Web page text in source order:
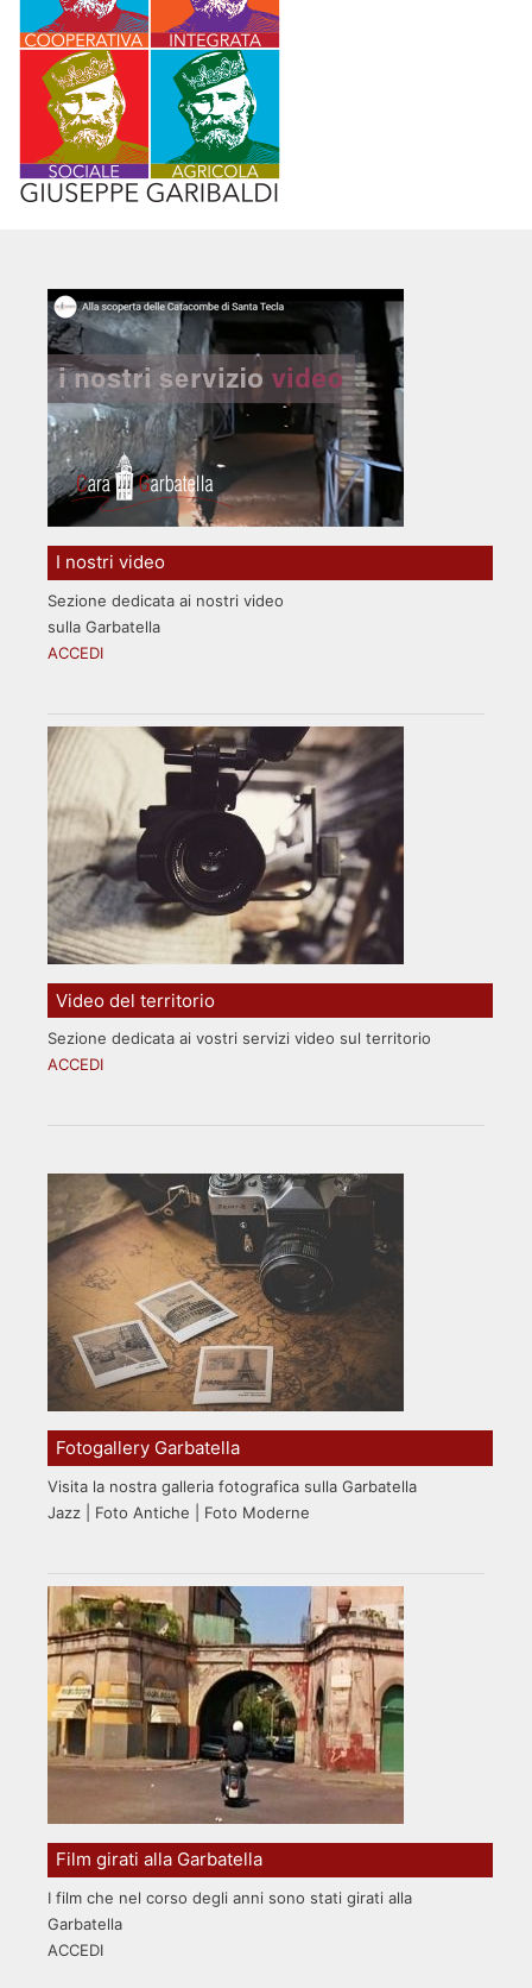
I nostri video
Sezione dedicata ai nostri video
sulla Garbatella
ACCEDI
Video del territorio
Sezione dedicata ai vostri servizi video sul territorio
ACCEDI
Fotogallery Garbatella
Visita la nostra galleria fotografica sulla Garbatella
Jazz | Foto Antiche | Foto Moderne
Film girati alla Garbatella
I film che nel corso degli anni sono stati girati alla
Garbatella
ACCEDI